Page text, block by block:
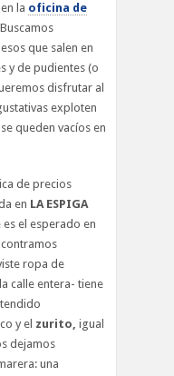
la oficina de
que salen en
y de pudientes (o
disfrutar al
exploten
queden vacíos en
de precios
en LA ESPIGA
es el esperado en
ropa de
calle entera- tiene
y el zurito, igual
dejamos
una